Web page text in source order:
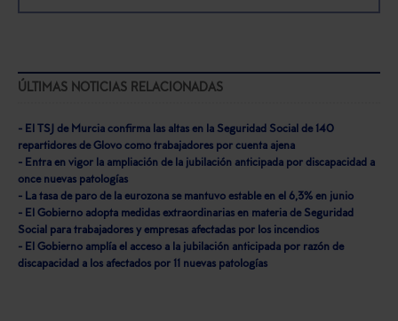
ÚLTIMAS NOTICIAS RELACIONADAS
- El TSJ de Murcia confirma las altas en la Seguridad Social de 140
repartidores de Glovo como trabajadores por cuenta ajena
- Entra en vigor la ampliación de la jubilación anticipada por discapacidad a
once nuevas patologías
- La tasa de paro de la eurozona se mantuvo estable en el 6,3% en junio
- El Gobierno adopta medidas extraordinarias en materia de Seguridad
Social para trabajadores y empresas afectadas por los incendios
- El Gobierno amplía el acceso a la jubilación anticipada por razón de
discapacidad a los afectados por 11 nuevas patologías